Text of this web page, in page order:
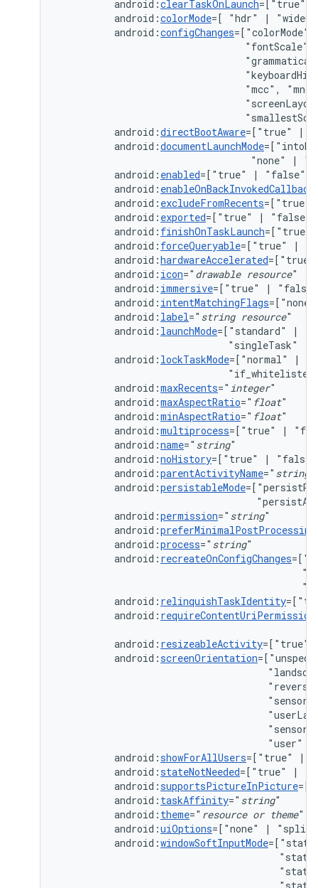
android:clearTaskOnLaunch=["true"
android:colorMode=[ "hdr"
|
android:configChanges=["colorMode",
"fontScale",
"mcc",
android:directBootAware=["true"
|
android:documentLaunchMode
"none"
|
android: enabled=["true" |
android: enableOnBackInvokedCallback
android: excludeFromRecents=["true"
android: exported=["true" |
android: finishOnTaskLaunch=["true"
android: forceQueryable=["true"
|
android:hardwareAccelerated=["true"
android: icon=" drawable resource
android: immersive=["true"
|
android: intentMatchingFlags=["none"
android: label=" string resource
android: launchMode=["standard" |
"singleTask"
android: lockTaskMode=["normal" |
android:maxRecents=" integer
android:maxAspectRatio=" float
android:minAspectRatio=" float
android:multiprocess=["true"
|
android:name=" string
android:noHistory=["true" |
android:parentActivityName=" string
android:persistableMode
android:permission=" string
android:preferMinimalPostProcessing
android:process=" string
android: recreateOnConfigChanges
android: relinquishTaskIdentity
android:
android: resizeableActivity=["true"
android:screenOrientation
"sensor"
"user"
android:showForAllUsers=["true"
|
android:stateNotNeeded=["true"
|
android:supportsPictureInPicture
android: taskAffinity=" string
android: theme=" resource or theme
android:uiOptions=["none"
|
android:windowSoftInputMode